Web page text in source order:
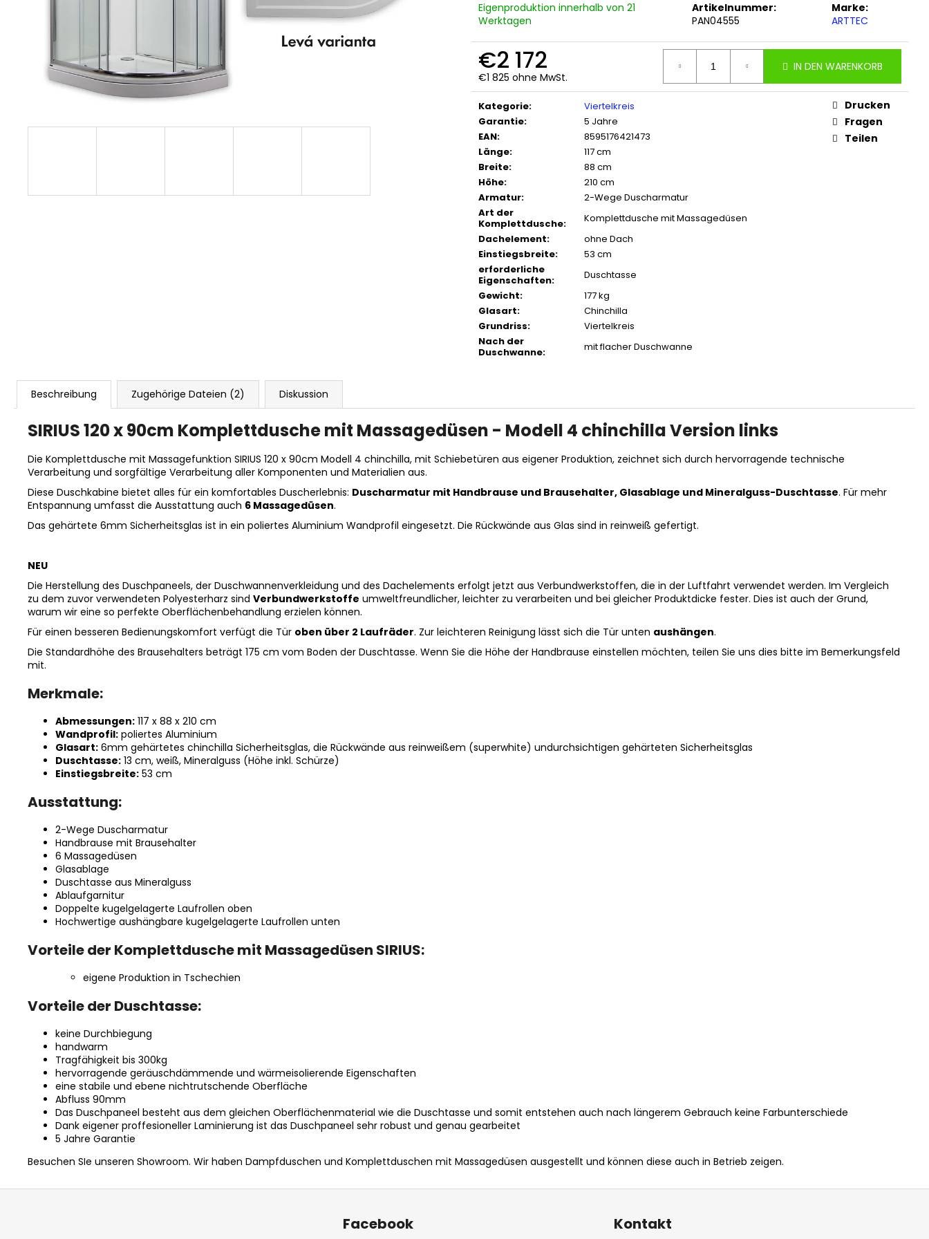
Eigenproduktion innerhalb von 21
Werktagen
Artikelnummer:
PAN04555
Marke:
ARTTEC
€2 172
€1 825 ohne MwSt.
Verkaufspreis:
IN DEN WARENKORB
Kategorie:
Viertelkreis
Garantie:
5 Jahre
EAN:
8595176421473
Länge:
117 cm
Breite:
88 cm
Höhe:
210 cm
Armatur:
2-Wege Duscharmatur
Art der
Komplettdusche:
Komplettdusche mit Massagedüsen
Dachelement:
ohne Dach
Einstiegsbreite:
53 cm
erforderliche
Eigenschaften:
Duschtasse
Gewicht:
177 kg
Glasart:
Chinchilla
Grundriss:
Viertelkreis
Nach der
Duschwanne: mit flacher Duschwanne
Drucken
Fragen
Teilen
Beschreibung Zugehörige Dateien (2) Diskussion
SIRIUS 120 x 90cm Komplettdusche mit Massagedüsen - Modell 4 chinchilla Version links
Die Komplettdusche mit Massagefunktion SIRIUS 120 x 90cm Modell 4 chinchilla, mit Schiebetüren aus eigener Produktion, zeichnet sich durch hervorragende technische
Verarbeitung und sorgfältige Verarbeitung aller Komponenten und Materialien aus.
Diese Duschkabine bietet alles für ein komfortables Duscherlebnis: Duscharmatur mit Handbrause und Brausehalter, Glasablage und Mineralguss-Duschtasse. Für mehr
Entspannung umfasst die Ausstattung auch 6 Massagedüsen.
Das gehärtete 6mm Sicherheitsglas ist in ein poliertes Aluminium Wandprofil eingesetzt. Die Rückwände aus Glas sind in reinweiß gefertigt.
NEU
Die Herstellung des Duschpaneels, der Duschwannenverkleidung und des Dachelements erfolgt jetzt aus Verbundwerkstoffen, die in der Luftfahrt verwendet werden. Im Vergleich
zu dem zuvor verwendeten Polyesterharz sind Verbundwerkstoffe umweltfreundlicher, leichter zu verarbeiten und bei gleicher Produktdicke fester. Dies ist auch der Grund,
warum wir eine so perfekte Oberflächenbehandlung erzielen können.
Für einen besseren Bedienungskomfort verfügt die Tür oben über 2 Laufräder. Zur leichteren Reinigung lässt sich die Tür unten aushängen.
Die Standardhöhe des Brausehalters beträgt 175 cm vom Boden der Duschtasse. Wenn Sie die Höhe der Handbrause einstellen möchten, teilen Sie uns dies bitte im Bemerkungsfeld
mit.
Merkmale:
Abmessungen: 117 x 88 x 210 cm
Wandprofil: poliertes Aluminium
Glasart: 6mm gehärtetes chinchilla Sicherheitsglas, die Rückwände aus reinweißem (superwhite) undurchsichtigen gehärteten Sicherheitsglas
Duschtasse: 13 cm, weiß, Mineralguss (Höhe inkl. Schürze)
Einstiegsbreite: 53 cm
Ausstattung:
2-Wege Duscharmatur
Handbrause mit Brausehalter
6 Massagedüsen
Glasablage
Duschtasse aus Mineralguss
Ablaufgarnitur
Doppelte kugelgelagerte Laufrollen oben
Hochwertige aushängbare kugelgelagerte Laufrollen unten
Vorteile der Komplettdusche mit Massagedüsen SIRIUS:
eigene Produktion in Tschechien
Vorteile der Duschtasse:
keine Durchbiegung
handwarm
Tragfähigkeit bis 300kg
hervorragende geräuschdämmende und wärmeisolierende Eigenschaften
eine stabile und ebene nichtrutschende Oberfläche
Abfluss 90mm
Das Duschpaneel besteht aus dem gleichen Oberflächenmaterial wie die Duschtasse und somit entstehen auch nach längerem Gebrauch keine Farbunterschiede
Dank eigener proffesioneller Laminierung ist das Duschpaneel sehr robust und genau gearbeitet
5 Jahre Garantie
Besuchen SIe unseren Showroom. Wir haben Dampfduschen und Komplettduschen mit Massagedüsen ausgestellt und können diese auch in Betrieb zeigen.
Facebook Kontakt